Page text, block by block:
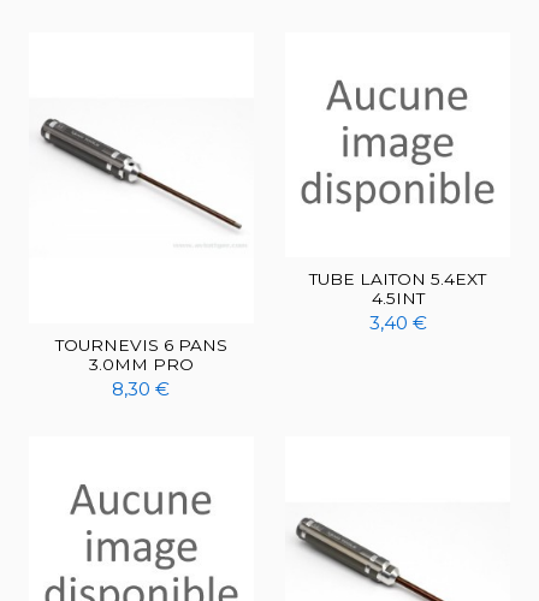
TOURNEVIS 6 PANS
3.0MM PRO
8,30 €
TUBE LAITON 5.4EXT
4.5INT
3,40 €